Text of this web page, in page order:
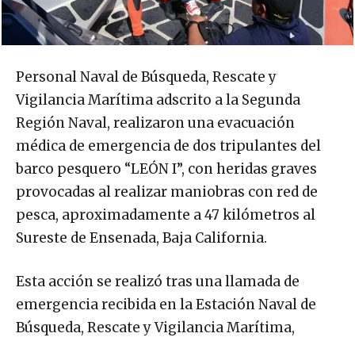
Personal Naval de Búsqueda, Rescate y
Vigilancia Marítima adscrito a la Segunda
Región Naval, realizaron una evacuación
médica de emergencia de dos tripulantes del
barco pesquero “LEÓN I”, con heridas graves
provocadas al realizar maniobras con red de
pesca, aproximadamente a 47 kilómetros al
Sureste de Ensenada, Baja California.
Esta acción se realizó tras una llamada de
emergencia recibida en la Estación Naval de
Búsqueda, Rescate y Vigilancia Marítima,